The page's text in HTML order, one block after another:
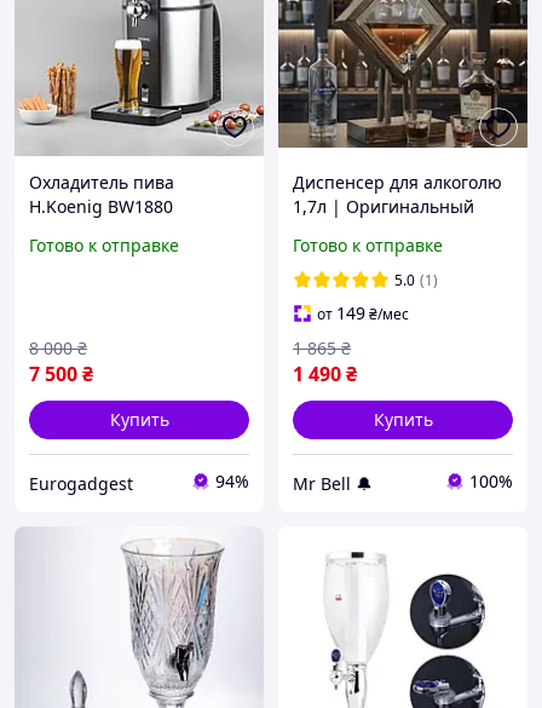
Охладитель пива
H.Koenig BW1880
температуры от 12°C до
Готово к отправке
7 500₴
8 000 ₴
Купить
Eurogadgest 94%
Диспенсер для алкоголю
1,7л | Оригинальный
другу
Готово к отправке
5.0 (1)
от 149₴/мес
1 490₴
1 865 ₴
Купить
Mr Bell 🔔 100%